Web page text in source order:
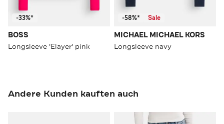
-33%*
BOSS
Longsleeve 'Elayer' pink
-58%* Sale
MICHAEL MICHAEL KORS
Longsleeve navy
Andere Kunden kauften auch